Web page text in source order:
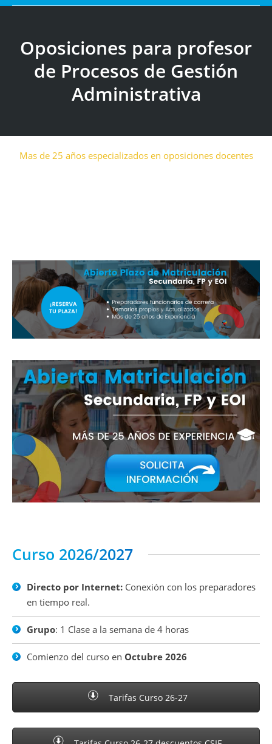
Oposiciones para profesor
de Procesos de Gestión
Administrativa
Estás aquí:
Mas de 25 años especializados en oposiciones docentes
Curso 2026/2027
Directo por Internet: Conexión con los preparadores
en tiempo real.
Grupo: 1 Clase a la semana de 4 horas
Comienzo del curso en Octubre 2026
Tarifas Curso 26-27